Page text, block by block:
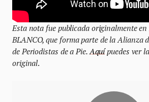
Esta nota fue publicada originalmente en
BLANCO, que forma parte de la Alianza
de Periodistas de a Pie.Aquípuedes ver
original.